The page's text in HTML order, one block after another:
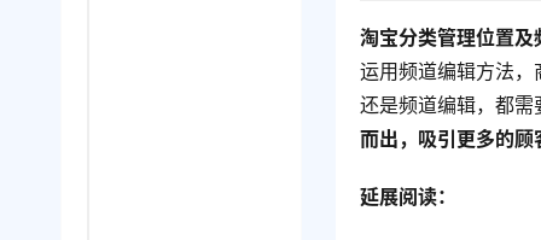
淘宝分类管理位置
运用频道编辑方法
还是频道编辑，都
而出，吸引更多的
延展阅读：